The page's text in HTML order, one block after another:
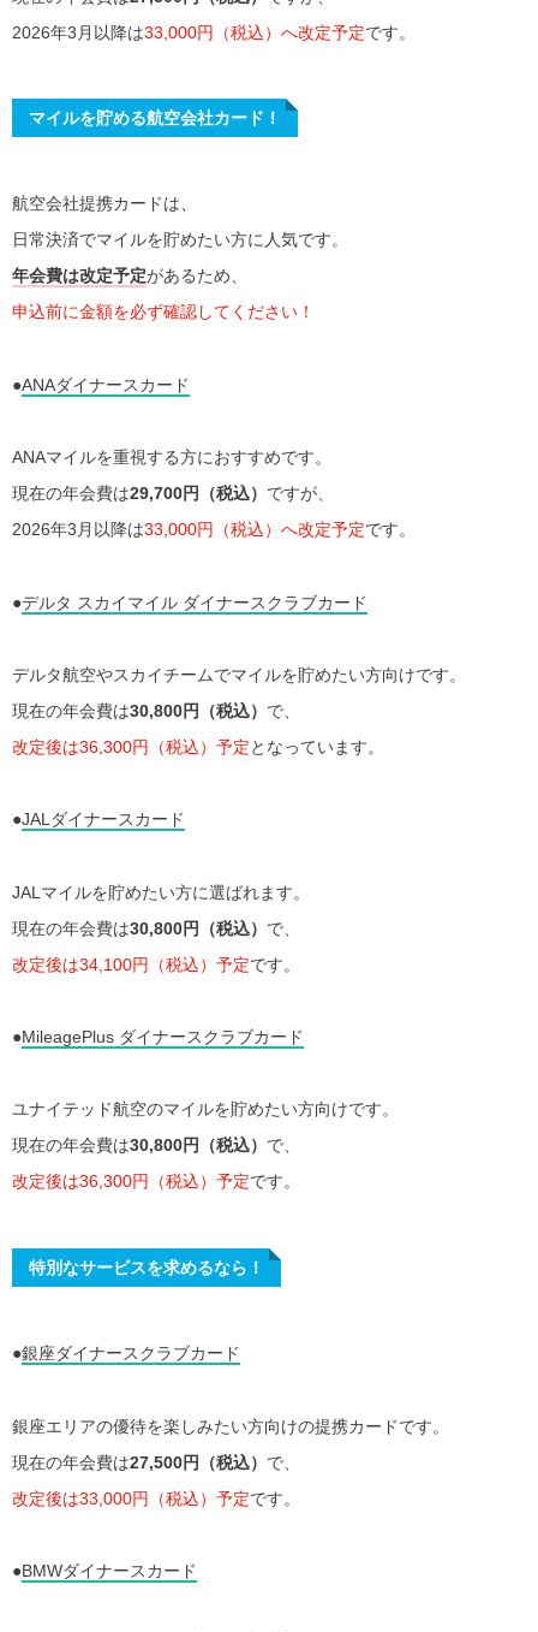
2026年3月以降は33,000円（税込）へ改定予定です。
マイルを貯める航空会社カード！
航空会社提携カードは、
日常決済でマイルを貯めたい方に人気です。
年会費は改定予定があるため、
申込前に金額を必ず確認してください！
●ANAダイナースカード
ANAマイルを重視する方におすすめです。
現在の年会費は29,700円（税込） ですが、
2026年3月以降は33,000円（税込）へ改定予定です。
●デルタ スカイマイル ダイナースクラブカード
デルタ航空やスカイチームでマイルを貯めたい方向けです。
現在の年会費は30,800円（税込） で、
改定後は36,300円（税込）予定となっています。
●JALダイナースカード
JALマイルを貯めたい方に選ばれます。
現在の年会費は30,800円（税込） で、
改定後は34,100円（税込）予定です。
●MileagePlus ダイナースクラブカード
ユナイテッド航空のマイルを貯めたい方向けです。
現在の年会費は30,800円（税込） で、
改定後は36,300円（税込）予定です。
特別なサービスを求めるなら！
●銀座ダイナースクラブカード
銀座エリアの優待を楽しみたい方向けの提携カードです。
現在の年会費は27,500円（税込） で、
改定後は33,000円（税込）予定です。
●BMWダイナースカード